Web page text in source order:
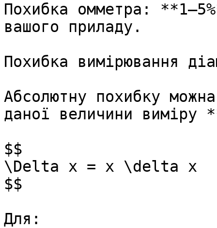
Похибка омметра:
вашого приладу.
Похибка вимірювання
Абсолютну похибку
даної величини виміру
$$
\Delta x = x \delta x
$$
Для: